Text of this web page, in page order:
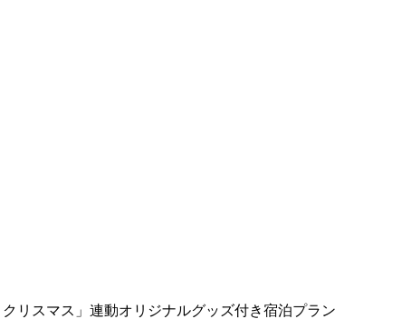
リスマス」連動オリジナルグッズ付き宿泊プラン